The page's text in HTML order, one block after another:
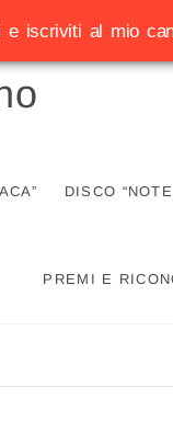
DISCO
PREMI E
e iscriviti al mio